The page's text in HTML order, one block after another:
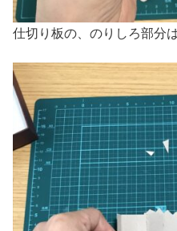
仕切り板の、のりしろ部分